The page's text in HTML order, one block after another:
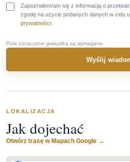
Zapoznałem/am się z informacją o
zgodę na użycie podanych danych w celu
prywatności
Pola oznaczone gwiazdką są wymagane.
Wyślij
LOKALIZACJA
Jak dojechać
Otwórz trasę w Mapach Google →